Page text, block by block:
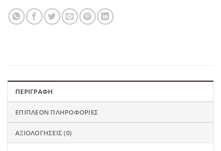
ΠΕΡΙΓΡΑΦΉ
ΕΠΙΠΛΈΟΝ ΠΛΗΡΟΦΟΡΊΕΣ
ΑΞΙΟΛΟΓΉΣΕΙΣ (0)